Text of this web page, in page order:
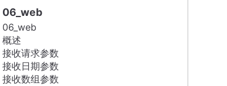
06_web
06_web
概述
接收请求参数
接收日期参数
接收数组参数